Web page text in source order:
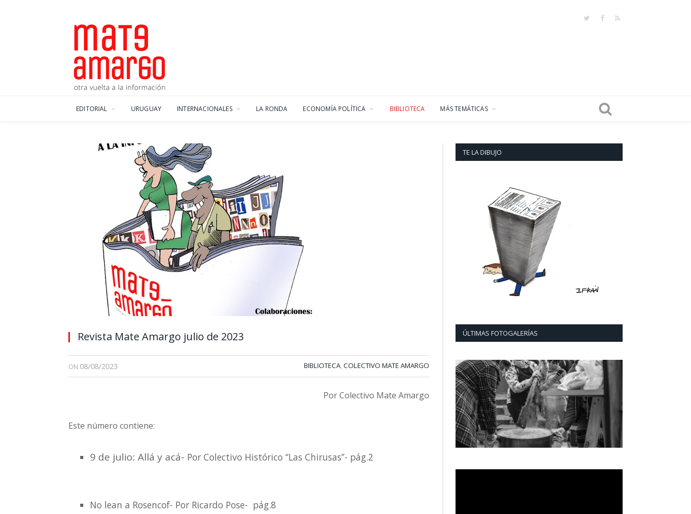
TwitterFacebook
RSS
EDITORIAL URUGUAY INTERNACIONALES LA RONDA ECONOMÍA POLÍTICA BIBLIOTECA MÁS TEMÁTICAS
Revista Mate Amargo julio de 2023
ON 08/08/2023 BIBLIOTECA, COLECTIVO MATE AMARGO
Por Colectivo Mate Amargo
Este número contiene:
9 de julio: Allá y acá- Por Colectivo Histórico “Las Chirusas”- pág.2
No lean a Rosencof- Por Ricardo Pose- pág.8
TE LA DIBUJO
ÚLTIMAS FOTOGALERÍAS